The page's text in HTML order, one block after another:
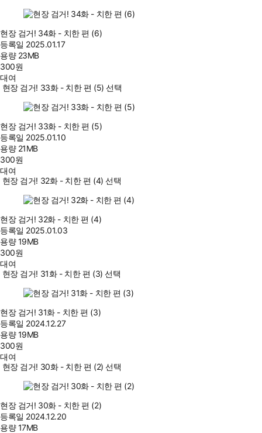
현장 검거! 34화 - 치한 편 (6)
등록일 2025.01.17
용량 23MB
300원
대여
현장 검거! 33화 - 치한 편 (5) 선택
현장 검거! 33화 - 치한 편 (5)
등록일 2025.01.10
용량 21MB
300원
대여
현장 검거! 32화 - 치한 편 (4) 선택
현장 검거! 32화 - 치한 편 (4)
등록일 2025.01.03
용량19MB
300원
대여
현장 검거! 31화 - 치한 편 (3) 선택
현장 검거! 31화 - 치한 편 (3)
등록일 2024.12.27
용량19MB
300원
대여
현장 검거! 30화 - 치한 편 (2) 선택
현장 검거! 30화 - 치한 편 (2)
등록일 2024.12.20
용량17MB